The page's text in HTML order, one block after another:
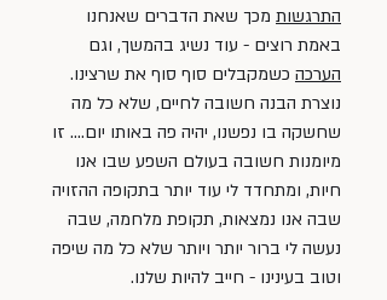
התרגשות מכך שאת הדברים שאנחנו
באמת רוצים - עוד נשיג בהמשך, וגם
הערכה כשמקבלים סוף סוף את שרצינו.
נוצרת הבנה חשובה לחיים, שלא כל מה
שחשקה בו נפשנו, יהיה פה באותו יום…. זו
מיומנות חשובה בעולם השפע שבו אנו
חיות, ומתחדד לי עוד יותר בתקופה ההזויה
שבה אנו נמצאות, תקופת מלחמה, שבה
נעשה לי ברור יותר ויותר שלא כל מה שיפה
וטוב בעינינו - חייב להיות שלנו.